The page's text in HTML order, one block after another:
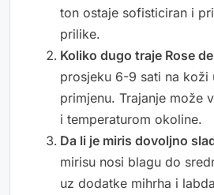
ton ostaje sofisticiran i
prilike.
Koliko dugo traje Rose
prosjeku 6-9 sati na koži
primjenu. Trajanje može
i temperaturom okoline.
Da li je miris dovoljno
mirisu nosi blagu do
uz dodatke mihrha i